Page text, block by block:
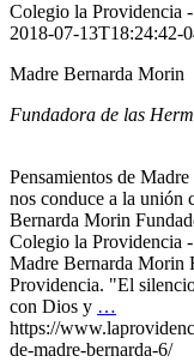
Colegio la Providencia
2018-07-13T18:24:42-
Madre Bernarda Morin
Fundadora de las
Pensamientos de
nos conduce a la unión
Bernarda Morin
Colegio la Providencia
Madre Bernarda Morin
Providencia. "El
con Dios y …
https://
de-madre-bernarda-6/